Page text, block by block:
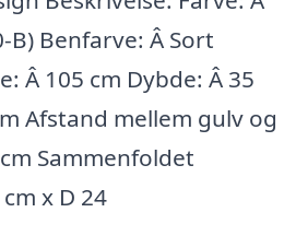
B) Benfarve: Â Sort
Â 105 cm Dybde: Â 35
Afstand mellem gulv og
Sammenfoldet
x D 24